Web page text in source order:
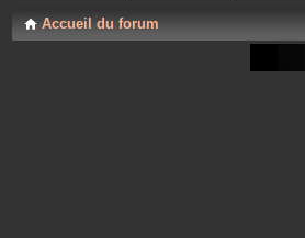
Accueil du forum